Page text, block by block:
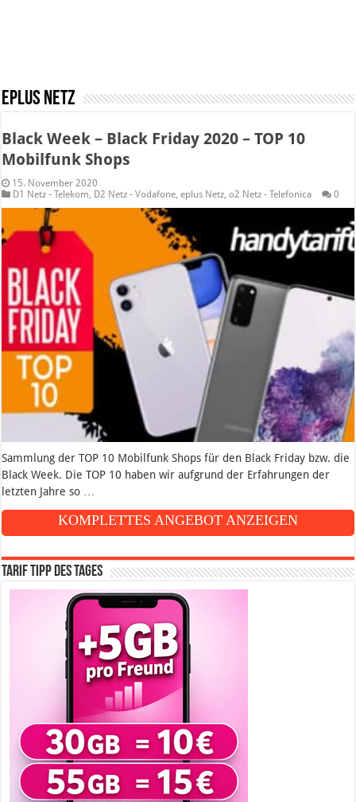
eplus Netz
Black Week – Black Friday 2020 – TOP 10
Mobilfunk Shops
15. November 2020
D1 Netz - Telekom, D2 Netz - Vodafone,eplus Netz,o2 Netz - Telefonica 0
Sammlung der TOP 10 Mobilfunk Shops für den Black Friday bzw. die
Black Week. Die TOP 10 haben wir aufgrund der Erfahrungen der
letzten Jahre so …
KOMPLETTES ANGEBOT ANZEIGEN
Tarif Tipp des Tages